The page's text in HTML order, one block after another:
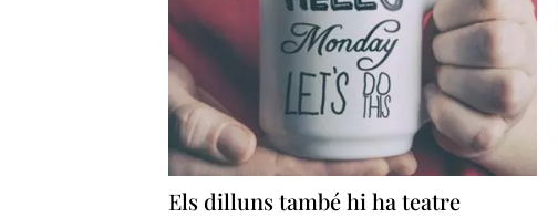
Els dilluns també hi ha teatre